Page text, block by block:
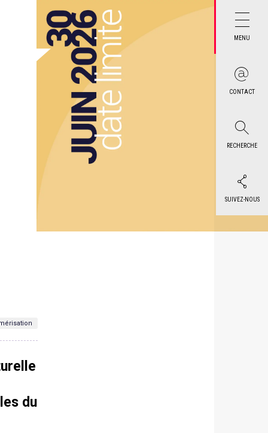
MENU
CONTACT
RECHERCHE
SUIVEZ-NOUS
du